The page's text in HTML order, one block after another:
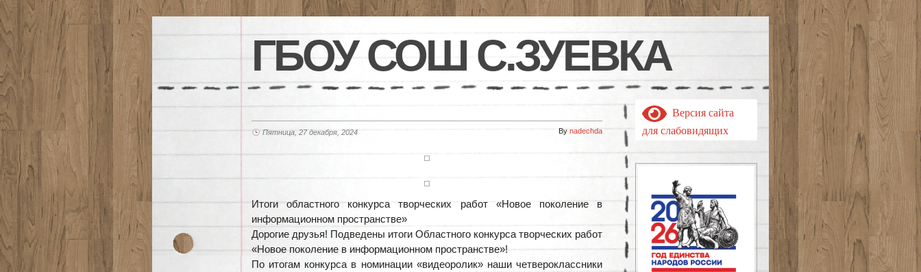
ГБОУ СОШ С.ЗУЕВКА
By nadechda
Пятница, 27 декабря, 2024
Итоги областного конкурса творческих работ «Новое поколение в
информационном пространстве»
Дорогие друзья! Подведены итоги Областного конкурса творческих работ
«Новое поколение в информационном пространстве»!
По итогам конкурса в номинации «видеоролик» наши четвероклассники
Версия сайта
для слабовидящих